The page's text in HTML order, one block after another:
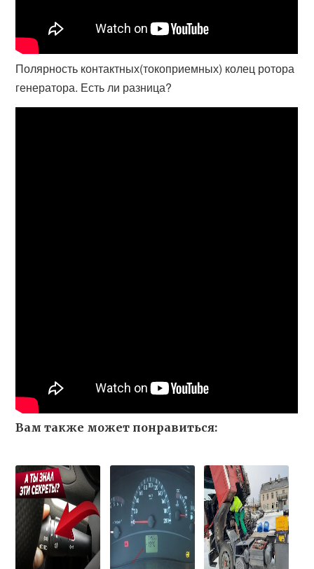
Полярность контактных(токоприемных) колец ротора
генератора. Есть ли разница?
Вам также может понравиться: